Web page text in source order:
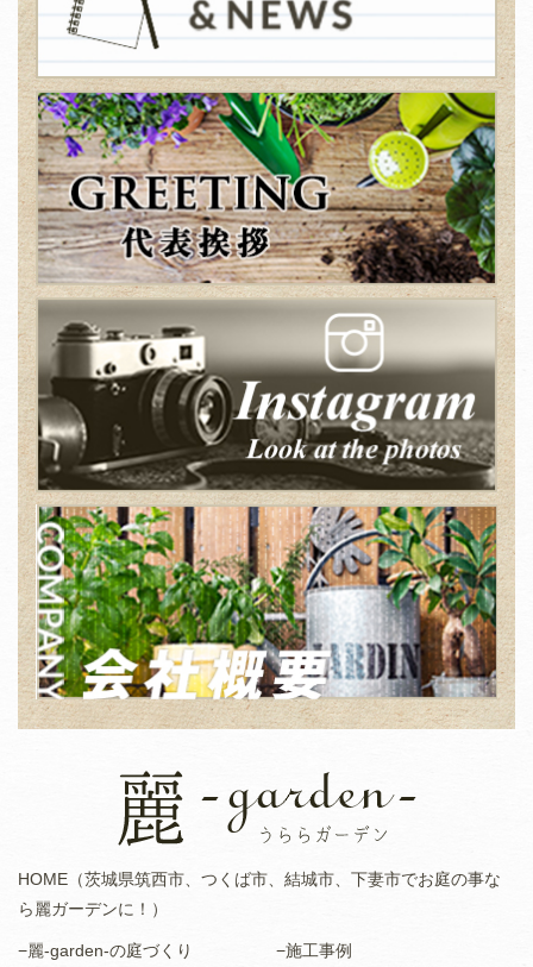
HOME（茨城県筑西市、つくば市、結城市、下妻市でお庭の事な
ら麗ガーデンに！）
−麗-garden-の庭づくり −施工事例